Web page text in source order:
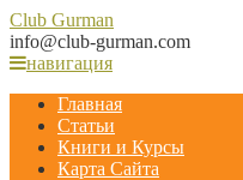
Club Gurman
info@club-gurman.com
навигация
Главная
Статьи
Книги и Курсы
Карта Сайта